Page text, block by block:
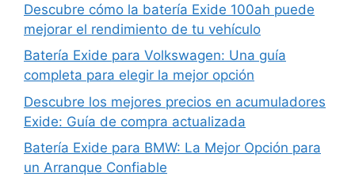
Descubre cómo la batería Exide 100ah puede
mejorar el rendimiento de tu vehículo
Batería Exide para Volkswagen: Una guía
completa para elegir la mejor opción
Descubre los mejores precios en acumuladores
Exide: Guía de compra actualizada
Batería Exide para BMW: La Mejor Opción para
un Arranque Confiable